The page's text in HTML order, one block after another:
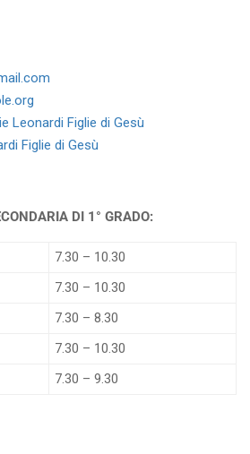
Leonardi Figlie di Gesù
Figlie di Gesù
DI 1° GRADO:
7.30 – 10.30
7.30 – 10.30
7.30 – 8.30
7.30 – 10.30
7.30 – 9.30